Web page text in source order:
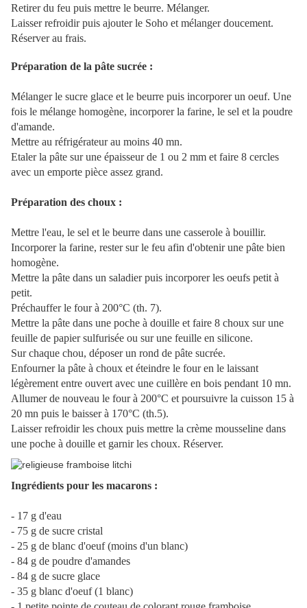
Retirer du feu puis mettre le beurre. Mélanger.
Laisser refroidir puis ajouter le Soho et mélanger doucement.
Réserver au frais.
Préparation de la pâte sucrée :
Mélanger le sucre glace et le beurre puis incorporer un oeuf. Une
fois le mélange homogène, incorporer la farine, le sel et la poudre
d'amande.
Mettre au réfrigérateur au moins 40 mn.
Etaler la pâte sur une épaisseur de 1 ou 2 mm et faire 8 cercles
avec un emporte pièce assez grand.
Préparation des choux :
Mettre l'eau, le sel et le beurre dans une casserole à bouillir.
Incorporer la farine, rester sur le feu afin d'obtenir une pâte bien
homogène.
Mettre la pâte dans un saladier puis incorporer les oeufs petit à
petit.
Préchauffer le four à 200°C (th. 7).
Mettre la pâte dans une poche à douille et faire 8 choux sur une
feuille de papier sulfurisée ou sur une feuille en silicone.
Sur chaque chou, déposer un rond de pâte sucrée.
Enfourner la pâte à choux et éteindre le four en le laissant
légèrement entre ouvert avec une cuillère en bois pendant 10 mn.
Allumer de nouveau le four à 200°C et poursuivre la cuisson 15 à
20 mn puis le baisser à 170°C (th.5).
Laisser refroidir les choux puis mettre la crème mousseline dans
une poche à douille et garnir les choux. Réserver.
Ingrédients pour les macarons :
- 17 g d'eau
- 75 g de sucre cristal
- 25 g de blanc d'oeuf (moins d'un blanc)
- 84 g de poudre d'amandes
- 84 g de sucre glace
- 35 g blanc d'oeuf (1 blanc)